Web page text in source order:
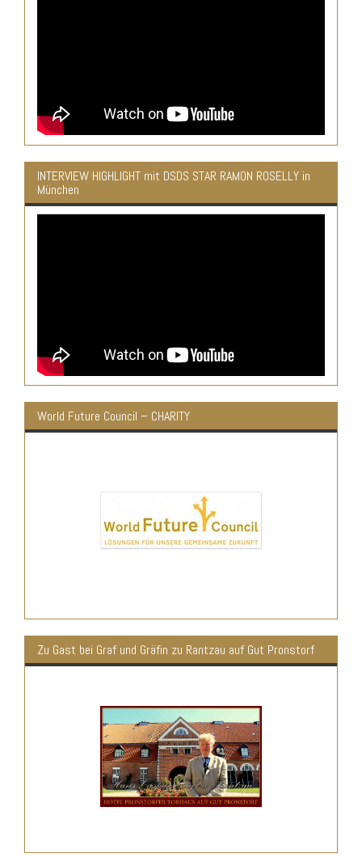
INTERVIEW HIGHLIGHT mit DSDS STAR RAMON ROSELLY in
München
World Future Council – CHARITY
Zu Gast bei Graf und Gräfin zu Rantzau auf Gut Pronstorf